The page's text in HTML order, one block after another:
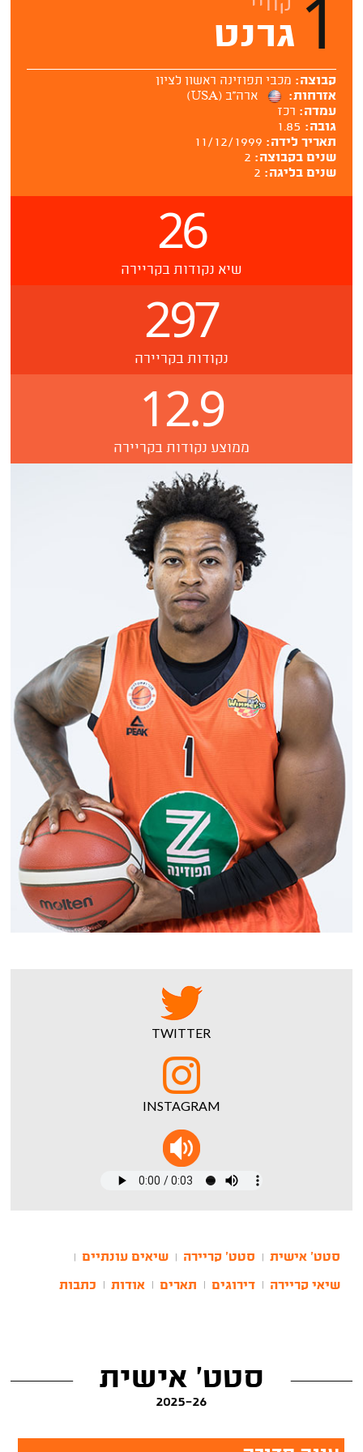
1 קוויי
גרנט
קבוצה: מכבי תפוזינה ראשון לציון
אזרחות:
ארה''ב (USA)
עמדה: רכז
גובה: 1.85
תאריך לידה: 11/12/1999
שנים בקבוצה: 2
שנים בליגה: 2
26
שיא נקודות בקריירה
297
נקודות בקריירה
12.9
ממוצע נקודות בקריירה
TWITTER
INSTAGRAM
סטט' אישית סטט' קריירה שיאים עונתיים
שיאי קריירה דירוגים תארים אודות כתבות
סטט' אישית
2025-26